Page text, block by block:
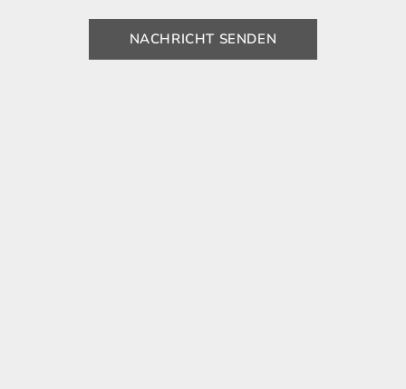
NACHRICHT SENDEN